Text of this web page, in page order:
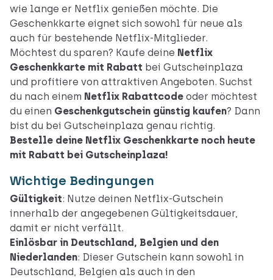
wie lange er Netflix genießen möchte. Die
Geschenkkarte eignet sich sowohl für neue als
auch für bestehende Netflix-Mitglieder.
Möchtest du sparen? Kaufe deine Netflix
Geschenkkarte mit Rabatt bei Gutscheinplaza
und profitiere von attraktiven Angeboten. Suchst
du nach einem Netflix Rabattcode oder möchtest
du einen Geschenkgutschein günstig kaufen? Dann
bist du bei Gutscheinplaza genau richtig.
Bestelle deine Netflix Geschenkkarte noch heute
mit Rabatt bei Gutscheinplaza!
Wichtige Bedingungen
Gültigkeit: Nutze deinen Netflix-Gutschein
innerhalb der angegebenen Gültigkeitsdauer,
damit er nicht verfällt.
Einlösbar in Deutschland, Belgien und den
Niederlanden: Dieser Gutschein kann sowohl in
Deutschland, Belgien als auch in den